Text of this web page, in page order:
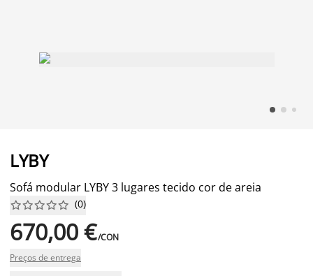
LYBY
Sofá modular LYBY 3 lugares tecido cor de areia





 (0)
670,00 €/CON
Preços de entrega